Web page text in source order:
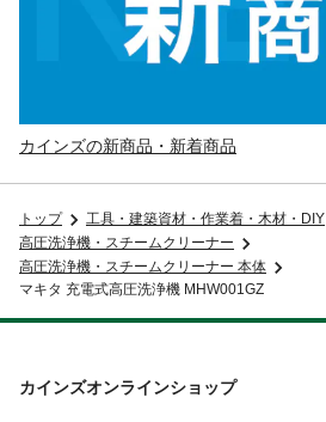
カインズの新商品・新着商品
トップ 工具・建築資材・作業着・木材・DIY
高圧洗浄機・スチームクリーナー
高圧洗浄機・スチームクリーナー 本体
マキタ 充電式高圧洗浄機 MHW001GZ
カインズオンラインショップ